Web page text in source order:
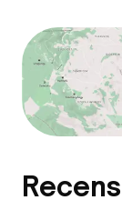
Zakelijke